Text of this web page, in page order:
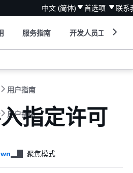
中文 (简体) 首选项 联系
服务指南 开发人员工具
用户指南
用户指南指定许可
聚焦模式